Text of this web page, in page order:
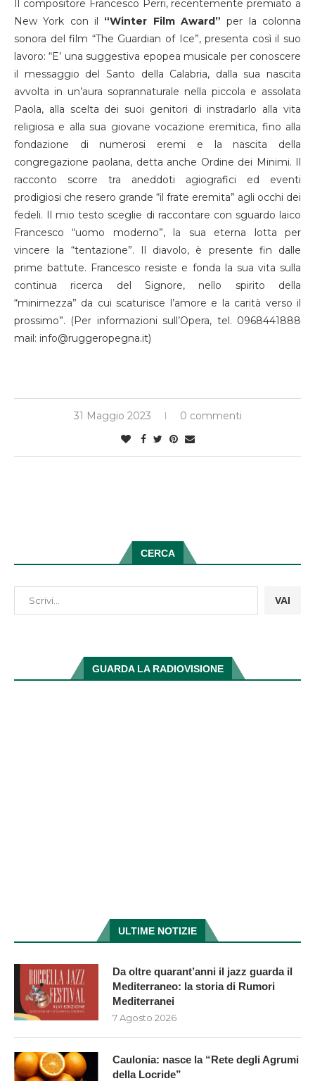
Il compositore Francesco Perri, recentemente premiato a
New York con il “Winter Film Award” per la colonna
sonora del film “The Guardian of Ice”, presenta così il suo
lavoro: “E’ una suggestiva epopea musicale per conoscere
il messaggio del Santo della Calabria, dalla sua nascita
avvolta in un’aura soprannaturale nella piccola e assolata
Paola, alla scelta dei suoi genitori di instradarlo alla vita
religiosa e alla sua giovane vocazione eremitica, fino alla
fondazione di numerosi eremi e la nascita della
congregazione paolana, detta anche Ordine dei Minimi. Il
racconto scorre tra aneddoti agiografici ed eventi
prodigiosi che resero grande “il frate eremita” agli occhi dei
fedeli. Il mio testo sceglie di raccontare con sguardo laico
Francesco “uomo moderno”, la sua eterna lotta per
vincere la “tentazione”. Il diavolo, è presente fin dalle
prime battute. Francesco resiste e fonda la sua vita sulla
continua ricerca del Signore, nello spirito della
“minimezza” da cui scaturisce l’amore e la carità verso il
prossimo”. (Per informazioni sull’Opera, tel. 0968441888
mail: info@ruggeropegna.it)
31 Maggio 2023 0 commenti
CERCA
VAI
GUARDA LA RADIOVISIONE
ULTIME NOTIZIE
Da oltre quarant’anni il jazz guarda il
Mediterraneo: la storia di Rumori
Mediterranei
7 Agosto 2026
Caulonia: nasce la “Rete degli Agrumi
della Locride”